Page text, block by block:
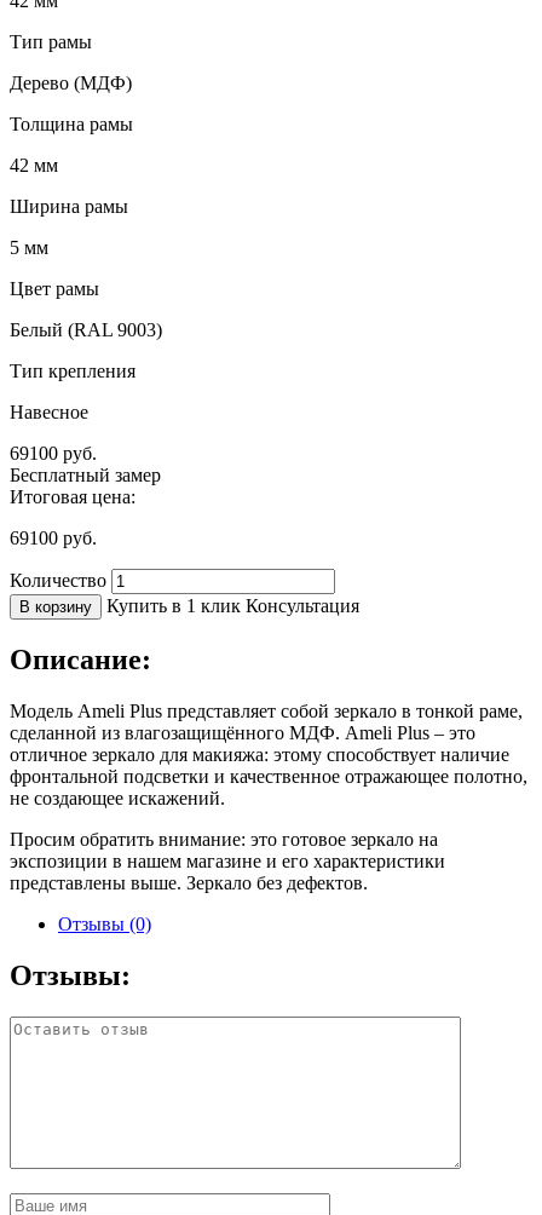
Тип рамы
Дерево (МДФ)
Толщина рамы
42 мм
Ширина рамы
5 мм
Цвет рамы
Белый (RAL 9003)
Тип крепления
Навесное
69100 руб.
Бесплатный замер
Итоговая цена:
69100 руб.
Количество
В корзину Купить в 1 клик Консультация
Описание:
Модель Ameli Plus представляет собой зеркало в тонкой раме,
сделанной из влагозащищённого МДФ. Ameli Plus – это
отличное зеркало для макияжа: этому способствует наличие
фронтальной подсветки и качественное отражающее полотно,
не создающее искажений.
Просим обратить внимание: это готовое зеркало на
экспозиции в нашем магазине и его характеристики
представлены выше. Зеркало без дефектов.
Отзывы (0)
Отзывы: